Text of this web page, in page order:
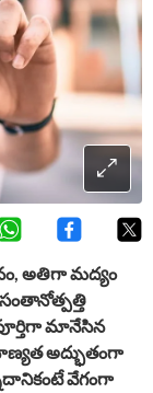
అతిగా మద్యం
మానేసిన
అద్భుతంగా
వేగంగా